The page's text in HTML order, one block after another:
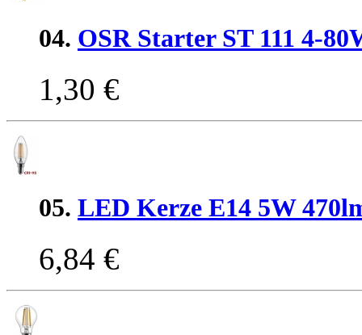
04. OSR Starter ST 111 4-
1,30 €
05. LED Kerze E14 5W
6,84 €